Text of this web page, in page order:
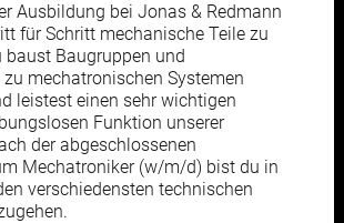
Ausbildung bei Jonas & Redmann
für Schritt mechanische Teile zu
baust Baugruppen und
mechatronischen Systemen
leistest einen sehr wichtigen
Funktion unserer
der abgeschlossenen
Mechatroniker (w/m/d) bist du in
verschiedensten technischen